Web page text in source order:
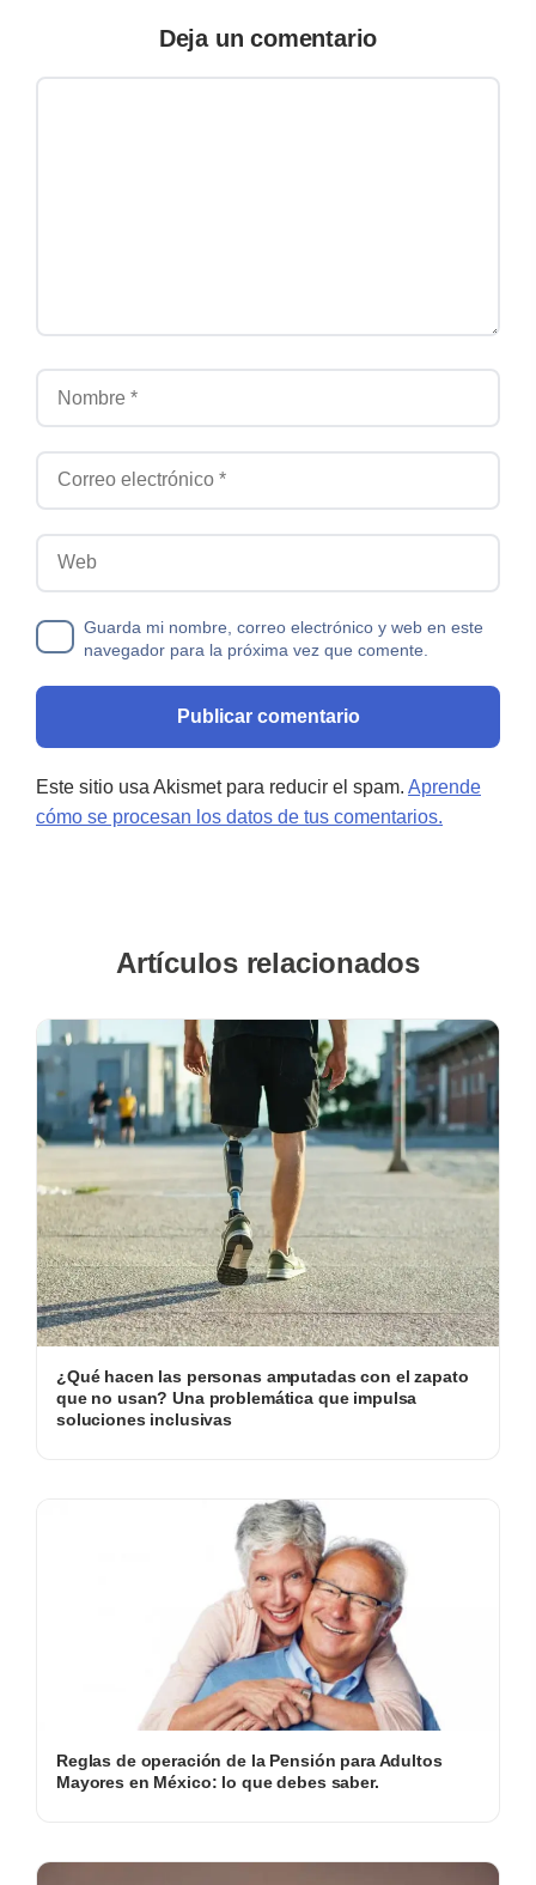
Deja un comentario
Guarda mi nombre, correo electrónico y web en este
navegador para la próxima vez que comente.
Este sitio usa Akismet para reducir el spam. Aprende
cómo se procesan los datos de tus comentarios.
Artículos relacionados
¿Qué hacen las personas amputadas con el zapato
que no usan? Una problemática que impulsa
soluciones inclusivas
Reglas de operación de la Pensión para Adultos
Mayores en México: lo que debes saber.